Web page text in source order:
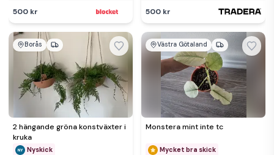
500 kr 500 kr
Borås
2 hängande gröna konstväxter i
kruka
Nyskick
Västra Götaland
Monstera mint inte tc
Mycket bra skick